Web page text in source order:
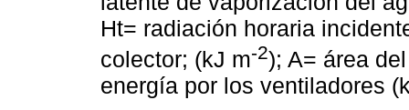
Ht= radiación horaria
colector; (kJ m-2); A= área
energía por los ventiladores